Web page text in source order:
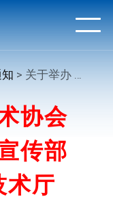
> 关于举办 2023 年江苏省“全国科技活动周” 暨江苏省第 35 届科普宣传周的通知
协会
传部
术厅